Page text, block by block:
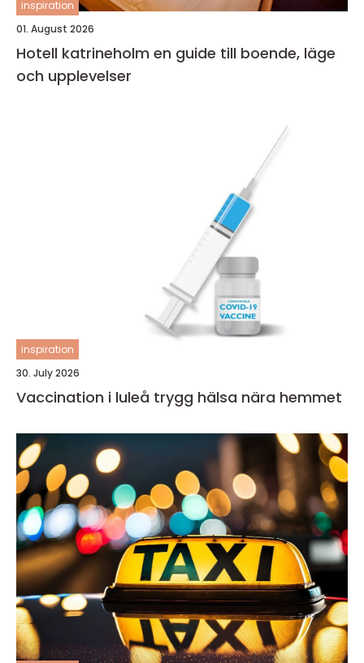
inspiration
01. August 2026
Hotell katrineholm en guide till boende, läge
och upplevelser
inspiration
30. July 2026
Vaccination i luleå trygg hälsa nära hemmet